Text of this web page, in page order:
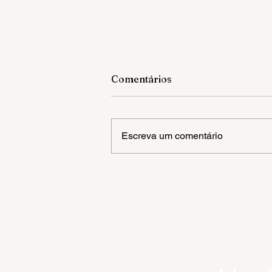
Comentários
Escreva um comentário